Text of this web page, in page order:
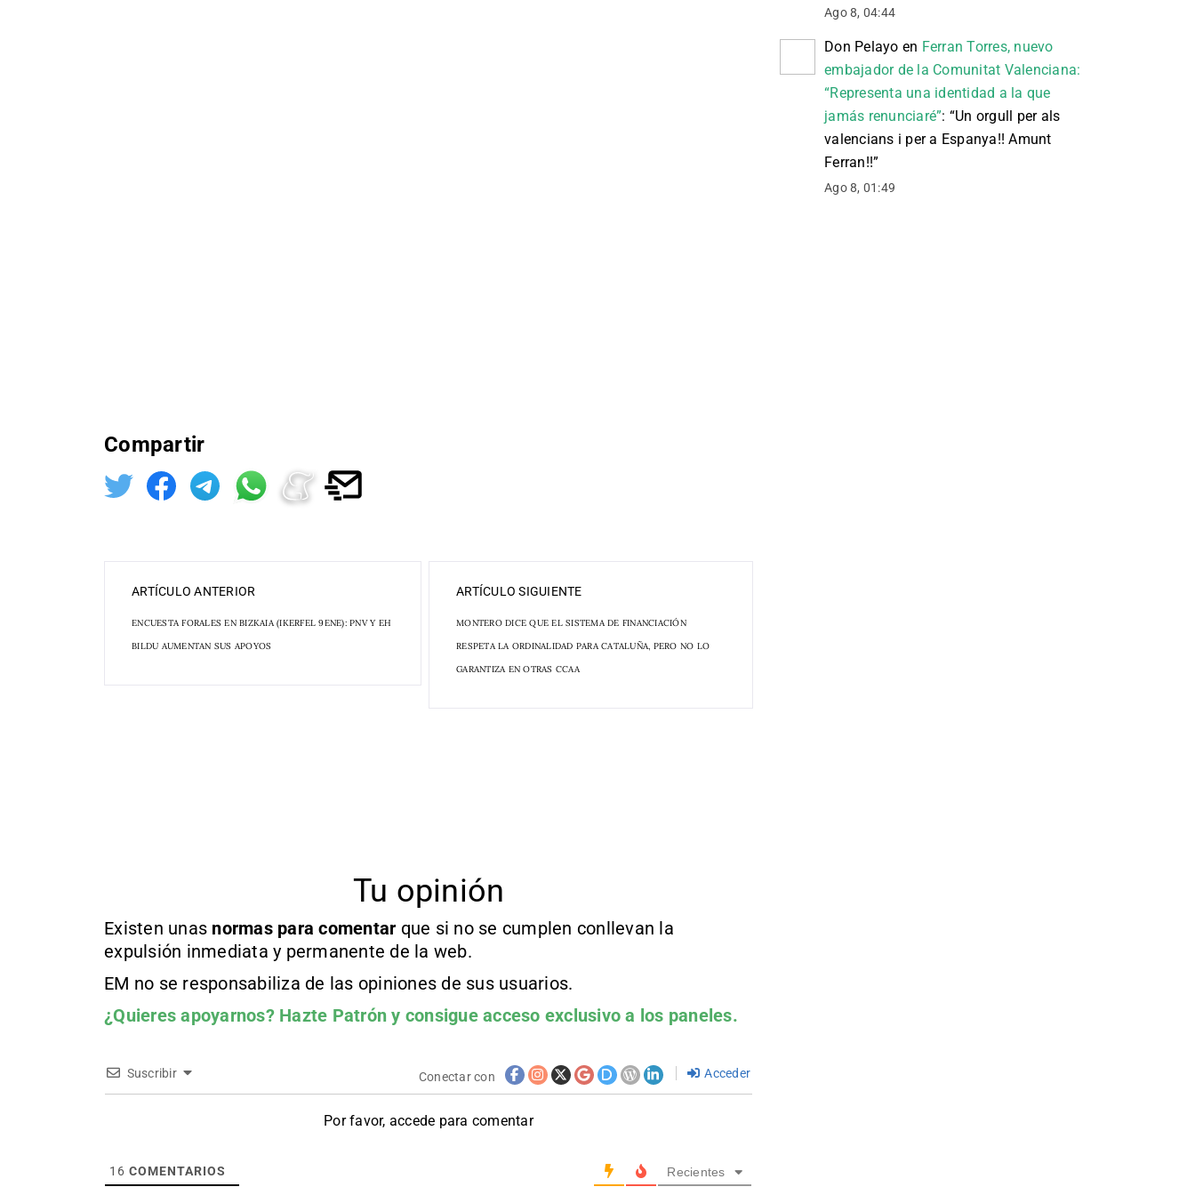
Compartir
ARTÍCULO ANTERIOR
ENCUESTA FORALES EN BIZKAIA (IKERFEL 9ENE): PNV Y EH
BILDU AUMENTAN SUS APOYOS
ARTÍCULO SIGUIENTE
MONTERO DICE QUE EL SISTEMA DE FINANCIACIÓN
RESPETA LA ORDINALIDAD PARA CATALUÑA, PERO NO LO
GARANTIZA EN OTRAS CCAA
Tu opinión
Existen unas normas para comentar que si no se cumplen conllevan la
expulsión inmediata y permanente de la web.
EM no se responsabiliza de las opiniones de sus usuarios.
¿Quieres apoyarnos? Hazte Patrón y consigue acceso exclusivo a los paneles.
Suscribir Conectar con Acceder
Por favor, accede para comentar
16 COMENTARIOS Recientes
Ago 8, 04:44
Don Pelayo en Ferran Torres, nuevo
embajador de la Comunitat Valenciana:
“Representa una identidad a la que
jamás renunciaré”: “Un orgull per als
valencians i per a Espanya!! Amunt
Ferran!!”
Ago 8, 01:49